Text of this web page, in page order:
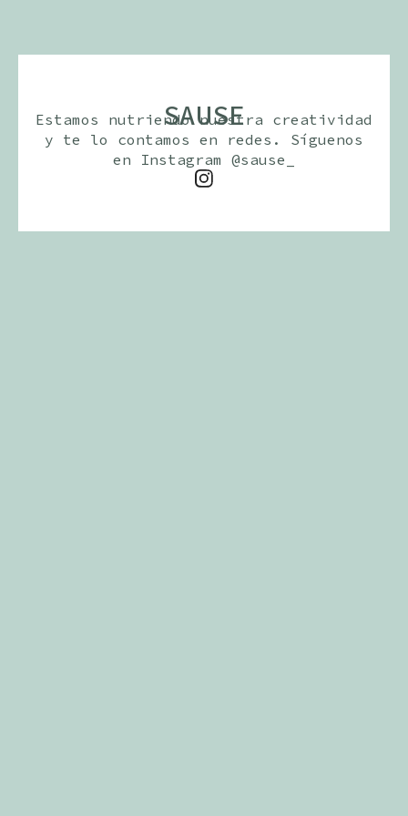
SAUSE
Estamos nutriendo nuestra creatividad
y te lo contamos en redes. Síguenos
en Instagram @sause_